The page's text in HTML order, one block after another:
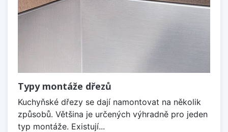
Typy montáže dřezů
Kuchyňské dřezy se dají namontovat na několik
způsobů. Většina je určených výhradně pro jeden
typ montáže. Existují...